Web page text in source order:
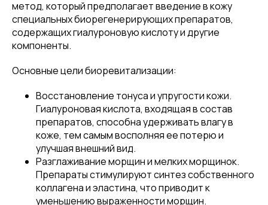
метод, который предполагает введение в кожу
специальных биорегенерирующих препаратов,
содержащих гиалуроновую кислоту и другие
компоненты.
Основные цели биоревитализации:
Восстановление тонуса и упругости кожи.
Гиалуроновая кислота, входящая в состав
препаратов, способна удерживать влагу в
коже, тем самым восполняя ее потерю и
улучшая внешний вид.
Разглаживание морщин и мелких морщинок.
Препараты стимулируют синтез собственного
коллагена и эластина, что приводит к
уменьшению выраженности морщин.